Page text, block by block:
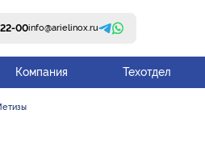
22-00info@arielinox.ru
Компания Техотдел